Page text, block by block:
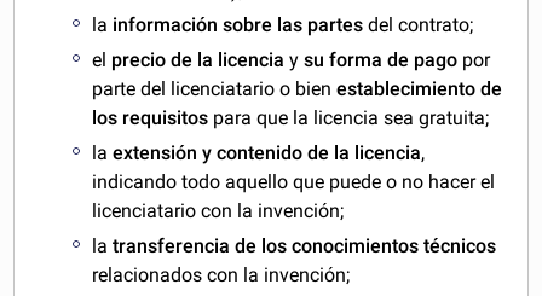
la información sobre las partes del contrato;
el precio de la licenciay su forma de pago por
parte del licenciatario o bien establecimiento de
los requisitos para que la licencia sea gratuita;
laextensión y contenido de la licencia,
indicando todo aquello que puede o no hacer el
licenciatario con la invención;
latransferencia de los conocimientos técnicos
relacionados con la invención;